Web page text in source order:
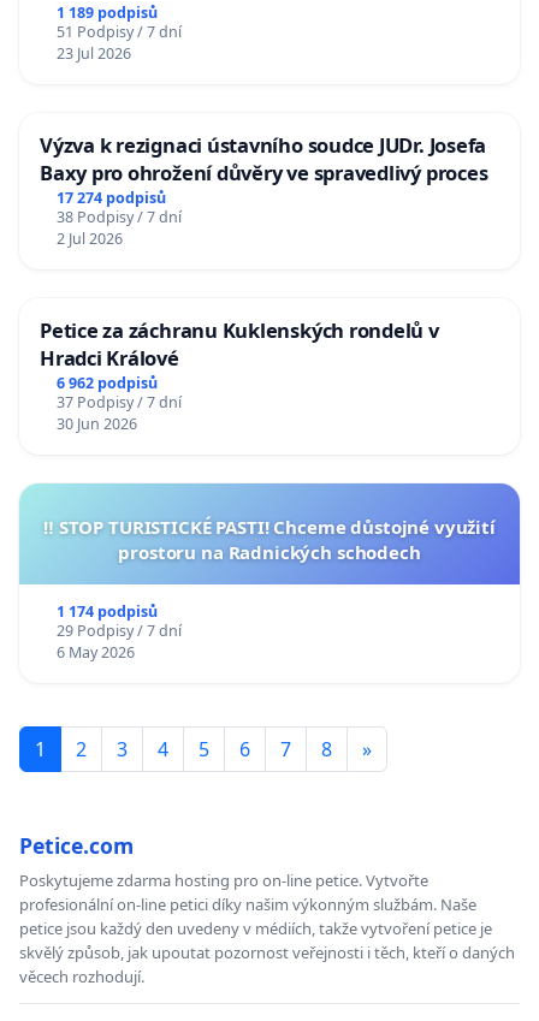
1 189 podpisů
51 Podpisy / 7 dní
23 Jul 2026
Výzva k rezignaci ústavního soudce JUDr. Josefa
Baxy pro ohrožení důvěry ve spravedlivý proces
17 274 podpisů
38 Podpisy / 7 dní
2 Jul 2026
Petice za záchranu Kuklenských rondelů v
Hradci Králové
6 962 podpisů
37 Podpisy / 7 dní
30 Jun 2026
‼️ STOP TURISTICKÉ PASTI! Chceme důstojné využití
prostoru na Radnických schodech
1 174 podpisů
29 Podpisy / 7 dní
6 May 2026
1 2 3 4 5 6 7 8 »
Petice.com
Poskytujeme zdarma hosting pro on-line petice. Vytvořte
profesionální on-line petici díky našim výkonným službám. Naše
petice jsou každý den uvedeny v médiích, takže vytvoření petice je
skvělý způsob, jak upoutat pozornost veřejnosti i těch, kteří o daných
věcech rozhodují.